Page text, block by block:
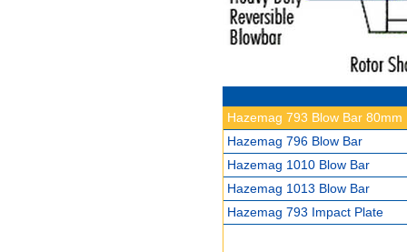
Hazemag 793 Blow Bar 80mm
Hazemag 796 Blow Bar
Hazemag 1010 Blow Bar
Hazemag 1013 Blow Bar
Hazemag 793 Impact Plate